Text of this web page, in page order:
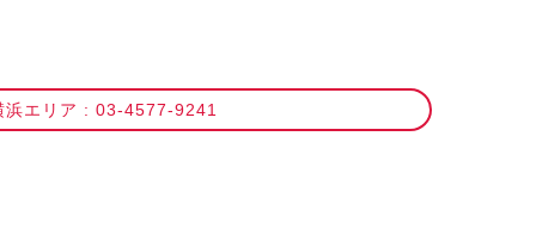
浜エリア : 03-4577-9241